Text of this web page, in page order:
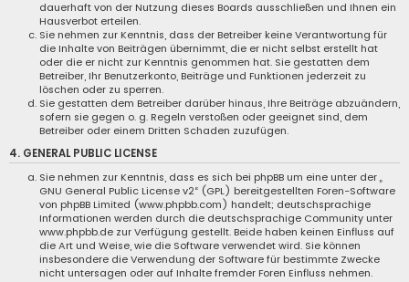
dauerhaft von der Nutzung dieses Boards ausschließen und Ihnen ein
Hausverbot erteilen.
Sie nehmen zur Kenntnis, dass der Betreiber keine Verantwortung für
die Inhalte von Beiträgen übernimmt, die er nicht selbst erstellt hat
oder die er nicht zur Kenntnis genommen hat. Sie gestatten dem
Betreiber, Ihr Benutzerkonto, Beiträge und Funktionen jederzeit zu
löschen oder zu sperren.
Sie gestatten dem Betreiber darüber hinaus, Ihre Beiträge abzuändern,
sofern sie gegen o. g. Regeln verstoßen oder geeignet sind, dem
Betreiber oder einem Dritten Schaden zuzufügen.
4. GENERAL PUBLIC LICENSE
Sie nehmen zur Kenntnis, dass es sich bei phpBB um eine unter der „
GNU General Public License v2“ (GPL) bereitgestellten Foren-Software
von phpBB Limited (www.phpbb.com) handelt; deutschsprachige
Informationen werden durch die deutschsprachige Community unter
www.phpbb.de zur Verfügung gestellt. Beide haben keinen Einfluss auf
die Art und Weise, wie die Software verwendet wird. Sie können
insbesondere die Verwendung der Software für bestimmte Zwecke
nicht untersagen oder auf Inhalte fremder Foren Einfluss nehmen.